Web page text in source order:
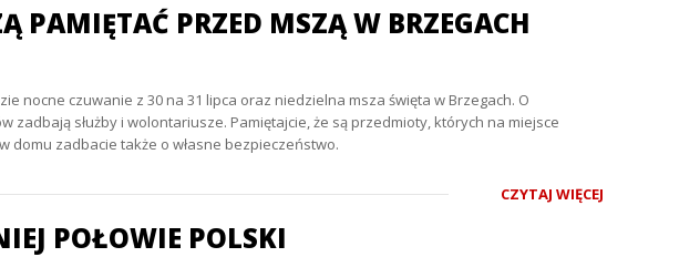
PAMIĘTAĆ PRZED MSZĄ W BRZEGACH
nocne czuwanie z 30 na 31 lipca oraz niedzielna msza święta w Brzegach. O
służby i wolontariusze. Pamiętajcie, że są przedmioty, których na miejsce
domu zadbacie także o własne bezpieczeństwo.
CZYTAJ WIĘCEJ
POŁOWIE POLSKI